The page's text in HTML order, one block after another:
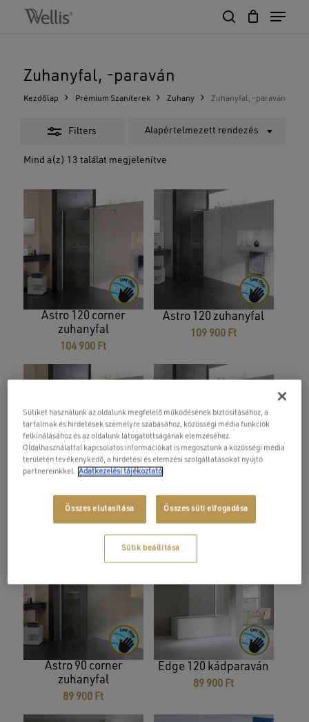
Menu
Zuhanyfal, -paraván
Kezdőlap Prémium Szaniterek Zuhany Zuhanyfal, -paraván
Filters
Mind a(z) 13 találat megjelenítve
Alapértelmezett rendezés
Astro 120 corner
zuhanyfal
104 900 Ft
Astro 120 zuhanyfal
109 900 Ft
kombináció
154 900Ft
Astro 140 zuhanyfal
129 900Ft
Astro 90 corner
zuhanyfal
89 900 Ft
Edge 120 kádparaván
89 900 Ft
Sütiket használunk az oldalunk megfelelő működésének biztosításához, a
tartalmak és hirdetések személyre szabásához, közösségi média funkciók
felkínálásához és az oldalunk látogatottságának elemzéséhez.
Oldalhasználattal kapcsolatos információkat is megosztunk a közösségi média
területén tevékenykedő, a hirdetési és elemzési szolgáltatásokat nyújtó
partnereinkkel. Adatkezelési tájékoztató
Összes elutasítása Összes süti elfogadása
Sütik beállítása